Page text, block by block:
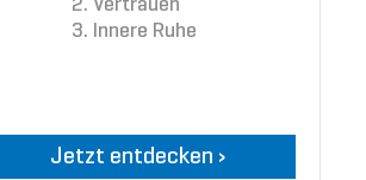
Innere Ruhe
Jetzt entdecken ›